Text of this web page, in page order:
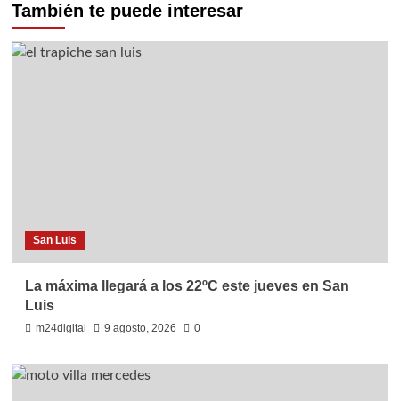
También te puede interesar
San Luis
La máxima llegará a los 22ºC este jueves en San
Luis
m24digital 9 agosto, 2026 0